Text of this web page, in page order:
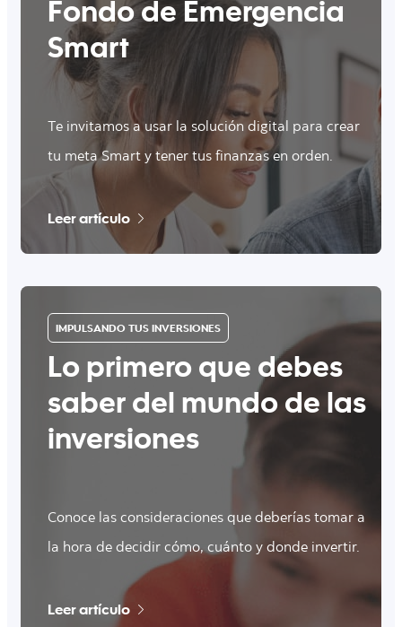
Fondo de Emergencia
Smart
Te invitamos a usar la solución digital para crear
tu meta Smart y tener tus finanzas en orden.
Leer artículo
IMPULSANDO TUS INVERSIONES
Lo primero que debes
saber del mundo de las
inversiones
Conoce las consideraciones que deberías tomar a
la hora de decidir cómo, cuánto y donde invertir.
Leer artículo